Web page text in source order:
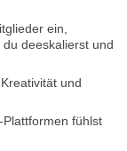
ein,
deeskalierst und
und
fühlst